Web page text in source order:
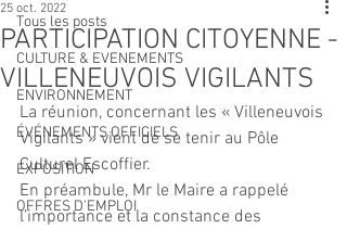
Tous les posts
CULTURE & EVENEMENTS
ENVIRONNEMENT
ÉVÉNEMENTS OFFICIELS
EXPOSITION
OFFRES D'EMPLOI
PARTICIPATION CITOYENNE -
VILLENEUVOIS VIGILANTS
25 oct. 2022
La réunion, concernant les « Villeneuvois
Vigilants » vient de se tenir au Pôle
Culturel Escoffier.
En préambule, Mr le Maire a rappelé
l’importance et la constance des